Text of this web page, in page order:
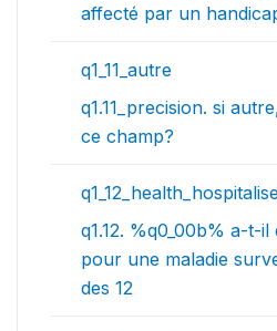
affecté par un
q1_11_autre
q1.11_precision. si
ce champ?
q1.12. %q0_00b% a-t-
pour une maladie
des 12